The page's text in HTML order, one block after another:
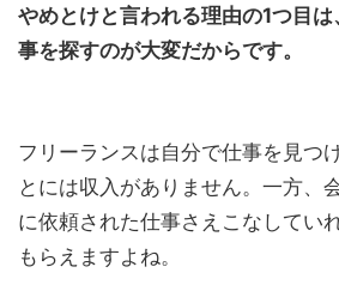
やめとけと言われる理由の1つ目
事を探すのが大変だからです。
フリーランスは自分で仕事を見つ
とには収入がありません。一方、
に依頼された仕事さえこなしてい
もらえますよね。